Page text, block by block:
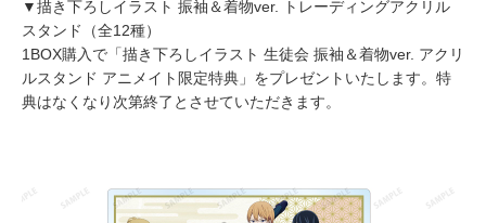
▼描き下ろしイラスト 振袖＆着物ver. トレーディングアクリル
スタンド（全12種）
1BOX購入で「描き下ろしイラスト 生徒会 振袖＆着物ver. アクリ
ルスタンド アニメイト限定特典」をプレゼントいたします。特
典はなくなり次第終了とさせていただきます。